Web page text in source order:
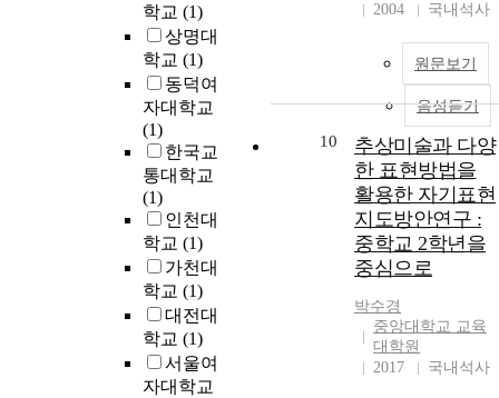
학교 (1)
상명대
학교 (1)
동덕여
자대학교
(1)
한국교
통대학교
(1)
인천대
학교 (1)
가천대
학교 (1)
대전대
학교 (1)
서울여
자대학교
2004
국내석사
원문보기
음성듣기
10
추상미술과 다양
한 표현방법을
활용한 자기표현
지도방안연구 :
중학교 2학년을
중심으로
박수경
중앙대학교 교육
대학원
2017
국내석사